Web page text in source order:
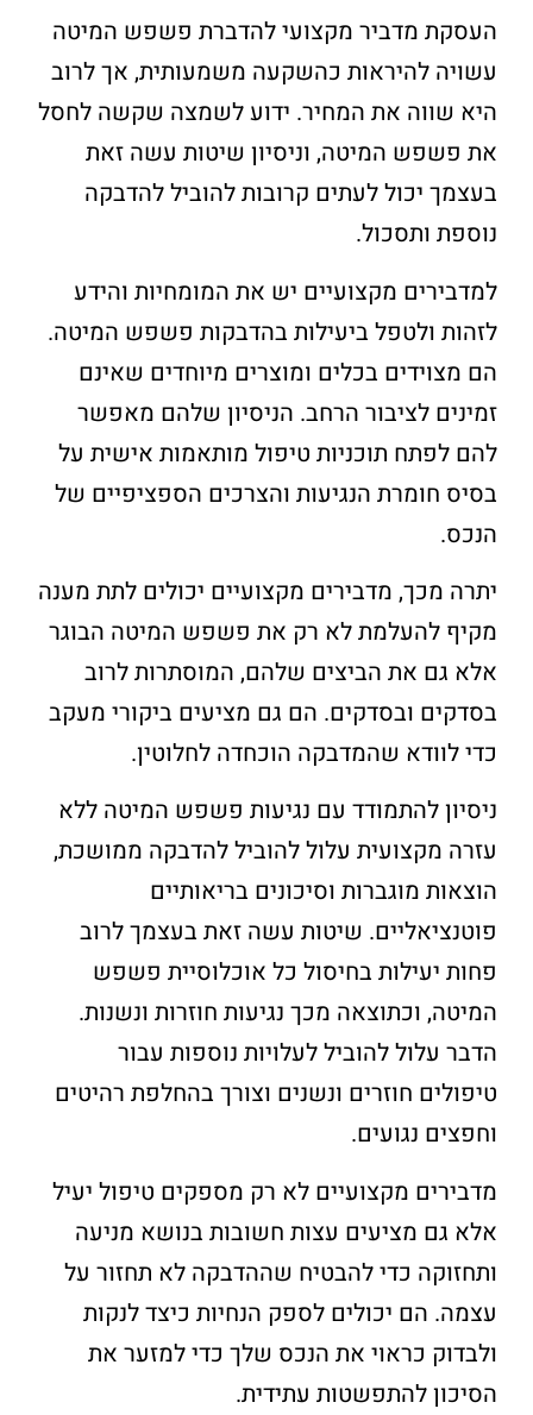
העסקת מדביר מקצועי להדברת פשפש המיטה
עשויה להיראות כהשקעה משמעותית, אך לרוב
היא שווה את המחיר. ידוע לשמצה שקשה לחסל
את פשפש המיטה, וניסיון שיטות עשה זאת
בעצמך יכול לעתים קרובות להוביל להדבקה
נוספת ותסכול.
למדבירים מקצועיים יש את המומחיות והידע
לזהות ולטפל ביעילות בהדבקות פשפש המיטה.
הם מצוידים בכלים ומוצרים מיוחדים שאינם
זמינים לציבור הרחב. הניסיון שלהם מאפשר
להם לפתח תוכניות טיפול מותאמות אישית על
בסיס חומרת הנגיעות והצרכים הספציפיים של
הנכס.
יתרה מכך, מדבירים מקצועיים יכולים לתת מענה
מקיף להעלמת לא רק את פשפש המיטה הבוגר
אלא גם את הביצים שלהם, המוסתרות לרוב
בסדקים ובסדקים. הם גם מציעים ביקורי מעקב
כדי לוודא שהמדבקה הוכחדה לחלוטין.
ניסיון להתמודד עם נגיעות פשפש המיטה ללא
עזרה מקצועית עלול להוביל להדבקה ממושכת,
הוצאות מוגברות וסיכונים בריאותיים
פוטנציאליים. שיטות עשה זאת בעצמך לרוב
פחות יעילות בחיסול כל אוכלוסיית פשפש
המיטה, וכתוצאה מכך נגיעות חוזרות ונשנות.
הדבר עלול להוביל לעלויות נוספות עבור
טיפולים חוזרים ונשנים וצורך בהחלפת רהיטים
וחפצים נגועים.
מדבירים מקצועיים לא רק מספקים טיפול יעיל
אלא גם מציעים עצות חשובות בנושא מניעה
ותחזוקה כדי להבטיח שההדבקה לא תחזור על
עצמה. הם יכולים לספק הנחיות כיצד לנקות
ולבדוק כראוי את הנכס שלך כדי למזער את
הסיכון להתפשטות עתידית.